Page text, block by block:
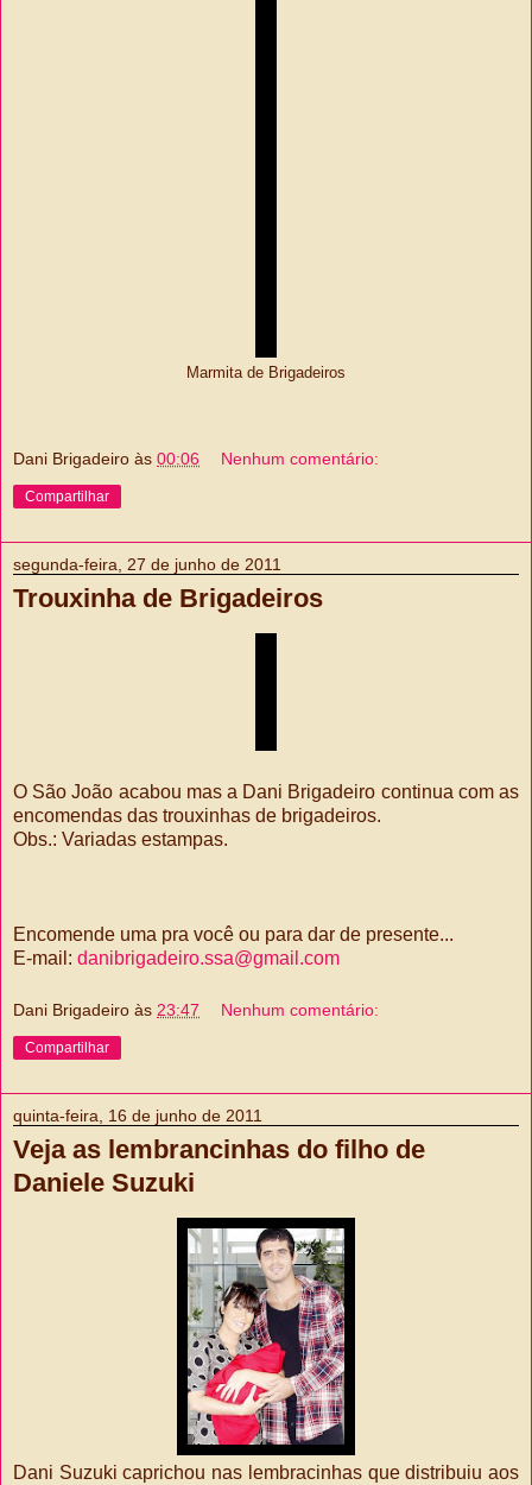
Marmita de Brigadeiros
Dani Brigadeiro às 00:06 Nenhum comentário:
Compartilhar
segunda-feira, 27 de junho de 2011
Trouxinha de Brigadeiros
O São João acabou mas a Dani Brigadeiro continua com as
encomendas das trouxinhas de brigadeiros.
Obs.: Variadas estampas.
Encomende uma pra você ou para dar de presente...
E-mail: danibrigadeiro.ssa@gmail.com
Dani Brigadeiro às 23:47 Nenhum comentário:
Compartilhar
quinta-feira, 16 de junho de 2011
Veja as lembrancinhas do filho de
Daniele Suzuki
Dani Suzuki caprichou nas lembracinhas que distribuiu aos